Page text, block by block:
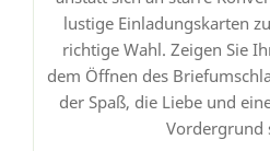
lustige Einladungskarten
richtige Wahl. Zeigen Sie
dem Öffnen des
der Spaß, die Liebe und
Vordergrund